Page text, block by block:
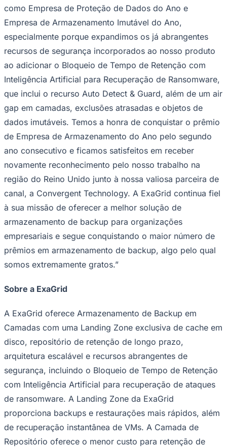
Corinthians
Palmeiras
como Empresa de Proteção de Dados do Ano e
Empresa de Armazenamento Imutável do Ano,
especialmente porque expandimos os já abrangentes
recursos de segurança incorporados ao nosso produto
ao adicionar o Bloqueio de Tempo de Retenção com
Inteligência Artificial para Recuperação de Ransomware,
que inclui o recurso Auto Detect & Guard, além de um air
gap em camadas, exclusões atrasadas e objetos de
dados imutáveis. Temos a honra de conquistar o prêmio
de Empresa de Armazenamento do Ano pelo segundo
ano consecutivo e ficamos satisfeitos em receber
novamente reconhecimento pelo nosso trabalho na
região do Reino Unido junto à nossa valiosa parceira de
canal, a Convergent Technology. A ExaGrid continua fiel
à sua missão de oferecer a melhor solução de
armazenamento de backup para organizações
empresariais e segue conquistando o maior número de
prêmios em armazenamento de backup, algo pelo qual
somos extremamente gratos.”
Sobre a ExaGrid
A ExaGrid oferece Armazenamento de Backup em
Camadas com uma Landing Zone exclusiva de cache em
disco, repositório de retenção de longo prazo,
arquitetura escalável e recursos abrangentes de
segurança, incluindo o Bloqueio de Tempo de Retenção
com Inteligência Artificial para recuperação de ataques
de ransomware. A Landing Zone da ExaGrid
proporciona backups e restaurações mais rápidos, além
de recuperação instantânea de VMs. A Camada de
Repositório oferece o menor custo para retenção de